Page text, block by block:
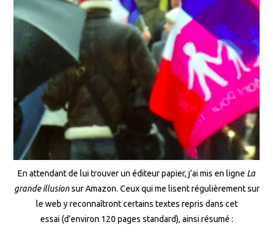
En attendant de lui trouver un éditeur papier, j’ai mis en ligne La
grande illusionsur Amazon. Ceux qui me lisent régulièrement sur
le web y reconnaîtront certains textes repris dans cet
essai (d’environ 120 pages standard), ainsi résumé :